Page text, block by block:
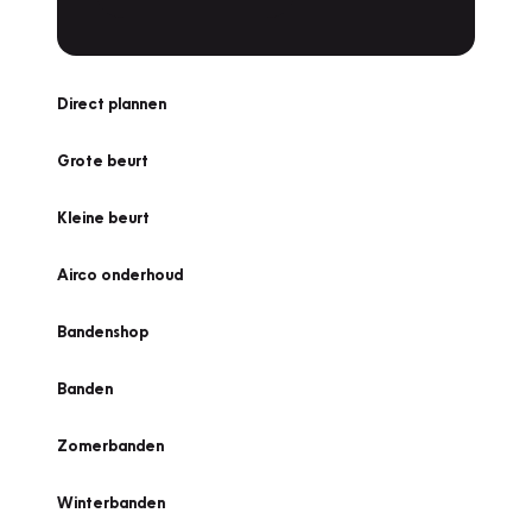
Direct plannen
Grote beurt
Kleine beurt
Airco onderhoud
Bandenshop
Banden
Zomerbanden
Winterbanden